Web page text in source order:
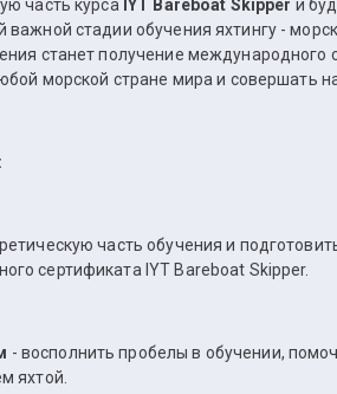
часть курса IYT Bareboat Skipper и
стадии обучения яхтингу -
станет получение
морской стране мира и совершать
часть обучения и
сертификата IYT Bareboat Skipper.
- восполнить пробелы в обучении,
яхтой.